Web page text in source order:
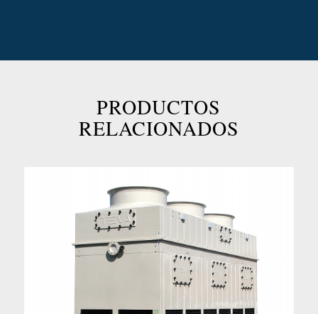
PRODUCTOS
RELACIONADOS